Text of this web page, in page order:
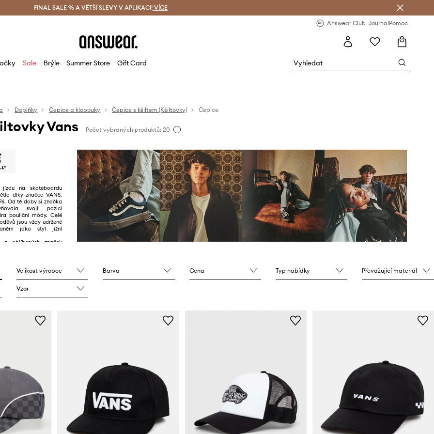
zdarma (od 1800 Kč) Doručení i do 24 h
FINAL SALE % A VĚTŠÍ SLEVY V APLIKACI! VÍCE
Answear Club JournalPomoc
Sale Brýle Summer Store Gift Card
Doplňky Čepice a klobouky Čepice s kšiltem (Kšiltovky) Čepice
Vans Počet vybraných produktů: 20
na skateboardu
díky značce VANS.
Od té doby si značka
svoji pozici
pouliční módy. Celé
jsou vždy udržené
jako styl jižní
z oblíbených značek
Velikost výrobce Barva Cena Typ nabídky Převažující materiál
Vzor